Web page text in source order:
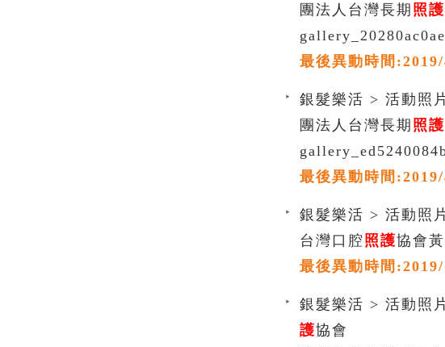
團法人台灣長期 照護
最後異動時間
銀髮樂活 > 活動照
團法人台灣長期 照護
最後異動時間
銀髮樂活 > 活動照
台灣口腔照護協會
最後異動時間
銀髮樂活 > 活動照
護協會